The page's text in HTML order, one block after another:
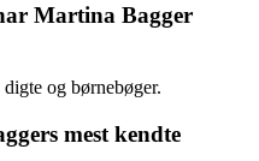
Martina Bagger
og børnebøger.
mest kendte